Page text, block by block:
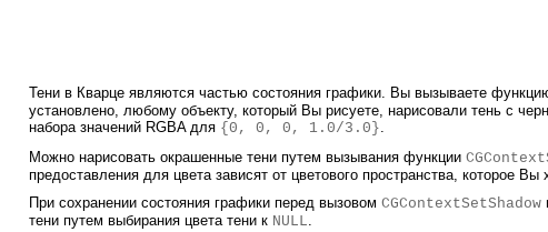
Тени в Кварце являются частью состояния графики. Вы вызываете
установлено, любому объекту, который Вы рисуете, нарисовали тень с
набора значений RGBA для {0, 0, 0, 1.0/3.0}
Можно нарисовать окрашенные тени путем вызывания функции
предоставления для цвета зависят от цветового пространства, которое Вы
При сохранении состояния графики перед вызовом CGContextSetShadow
тени путем выбирания цвета тени к NULL.